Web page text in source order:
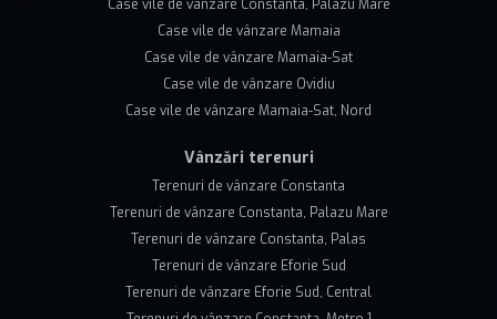
Case vile de vânzare Constanta, Palazu Mare
Case vile de vânzare Mamaia
Case vile de vânzare Mamaia-Sat
Case vile de vânzare Ovidiu
Case vile de vânzare Mamaia-Sat, Nord
Vânzări terenuri
Terenuri de vânzare Constanta
Terenuri de vânzare Constanta, Palazu Mare
Terenuri de vânzare Constanta, Palas
Terenuri de vânzare Eforie Sud
Terenuri de vânzare Eforie Sud, Central